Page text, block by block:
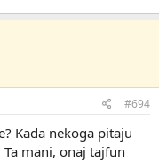
#694
Kada nekoga pitaju
mani, onaj tajfun